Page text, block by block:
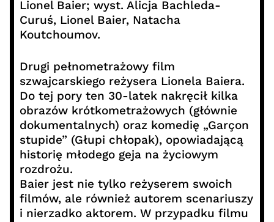
Lionel Baier; wyst. Alicja Bachleda-
Curuś, Lionel Baier, Natacha
Koutchoumov.
Drugi pełnometrażowy film
szwajcarskiego reżysera Lionela Baiera.
Do tej pory ten 30-latek nakręcił kilka
obrazów krótkometrażowych (głównie
dokumentalnych) oraz komedię „Garçon
stupide” (Głupi chłopak), opowiadającą
historię młodego geja na życiowym
rozdrożu.
Baier jest nie tylko reżyserem swoich
filmów, ale również autorem scenariuszy
i nierzadko aktorem. W przypadku filmu